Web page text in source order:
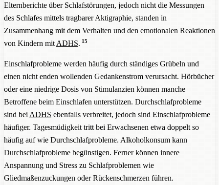
Elternberichte über Schlafstörungen, jedoch nicht die Messungen
des Schlafes mittels tragbarer Aktigraphie, standen in
Zusammenhang mit dem Verhalten und den emotionalen Reaktionen
von Kindern mit ADHS. 15
Einschlafprobleme werden häufig durch ständiges Grübeln und
einen nicht enden wollenden Gedankenstrom verursacht. Hörbücher
oder eine niedrige Dosis von Stimulanzien können manche
Betroffene beim Einschlafen unterstützen. Durchschlafprobleme
sind bei ADHS ebenfalls verbreitet, jedoch sind Einschlafprobleme
häufiger. Tagesmüdigkeit tritt bei Erwachsenen etwa doppelt so
häufig auf wie Durchschlafprobleme. Alkoholkonsum kann
Durchschlafprobleme begünstigen. Ferner können innere
Anspannung und Stress zu Schlafproblemen wie
Gliedmaßenzuckungen oder Rückenschmerzen führen.